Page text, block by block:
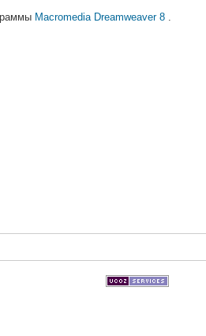
Macromedia Dreamweaver 8